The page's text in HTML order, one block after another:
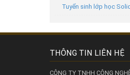
Tuyển sinh lớp học
THÔNG TIN LIÊN HỆ
CÔNG TY TNHH CÔNG